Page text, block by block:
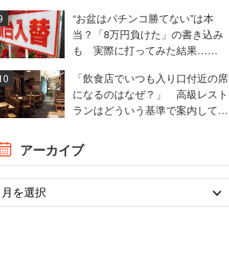
“お盆はパチンコ勝てない”は本
当？「8万円負けた」の書き込み
も 実際に打ってみた結果……
「飲食店でいつも入り口付近の席
になるのはなぜ？」 高級レスト
ランはどういう基準で案内してい
アーカイブ